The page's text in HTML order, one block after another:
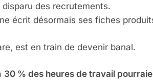
des recrutements.
écrit désormais ses fiches
est en train de devenir banal.
30 % des heures de travail